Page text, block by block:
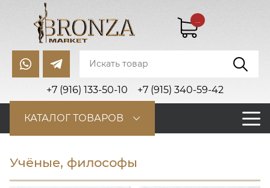
+7 (916) 133-50-10 +7 (915) 340-59-42
...
КАТАЛОГ ТОВАРОВ
Учёные, философы